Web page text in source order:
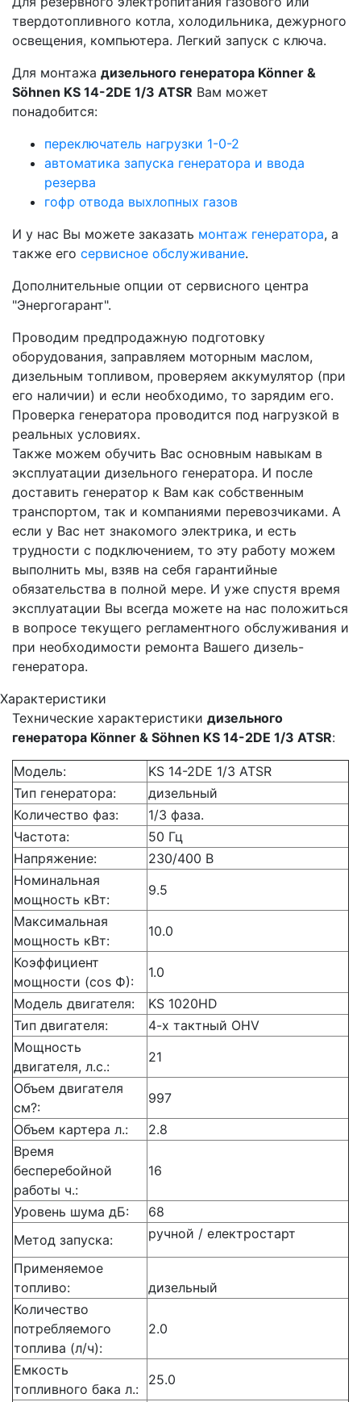
твердотопливного котла, холодильника, дежурного
освещения, компьютера. Легкий запуск с ключа.
Для монтажа дизельного генератора Könner &
Söhnen KS 14-2DE 1/3 ATSR Вам может
понадобится:
переключатель нагрузки 1-0-2
автоматика запуска генератора и ввода
резерва
гофр отвода выхлопных газов
И у нас Вы можете заказать монтаж генератора, а
также его сервисное обслуживание.
Дополнительные опции от сервисного центра
"Энергогарант".
Проводим предпродажную подготовку
оборудования, заправляем моторным маслом,
дизельным топливом, проверяем аккумулятор (при
его наличии) и если необходимо, то зарядим его.
Проверка генератора проводится под нагрузкой в
реальных условиях.
Также можем обучить Вас основным навыкам в
эксплуатации дизельного генератора. И после
доставить генератор к Вам как собственным
транспортом, так и компаниями перевозчиками. А
если у Вас нет знакомого электрика, и есть
трудности с подключением, то эту работу можем
выполнить мы, взяв на себя гарантийные
обязательства в полной мере. И уже спустя время
эксплуатации Вы всегда можете на нас положиться
в вопросе текущего регламентного обслуживания и
при необходимости ремонта Вашего дизель-
генератора.
Характеристики
Технические характеристики дизельного
генератора Könner & Söhnen KS 14-2DE 1/3 ATSR:
Модель:
KS 14-2DE 1/3 ATSR
Тип генератора:
дизельный
Количество фаз:
1/3 фаза.
Частота:
50 Гц
Напряжение:
230/400 В
Номинальная
мощность кВт:
9.5
Максимальная
мощность кВт:
10.0
Коэффициент
мощности (cos Ф):
1.0
Модель двигателя:
KS 1020HD
Тип двигателя:
4-х тактный OHV
Мощность
двигателя, л.с.:
21
Объем двигателя
см?:
997
Объем картера л.:
2.8
Время
бесперебойной
работы ч.:
16
Уровень шума дБ:
68
Метод запуска:
ручной / електростарт
Применяемое
топливо:
дизельный
Количество
потребляемого
топлива (л/ч):
2.0
Емкость
топливного бака л.:
25.0